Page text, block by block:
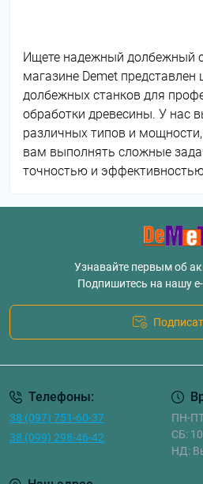
Ищете надежный долбежный
магазине Demet
долбежных станков для
обработки древесины. У нас
различных типов и
вам выполнять сложные
точностью и
Узнавайте первым об
Подпишитесь на нашу
Телефоны:
38 (097) 751-60-37
38 (099) 298-46-42
ПН-
СБ:
НД: